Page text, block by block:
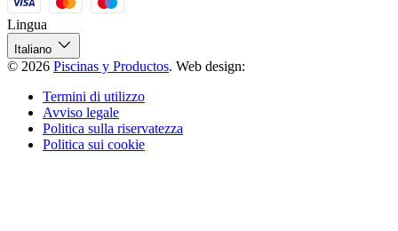
Lingua
Italiano
© 2026 Piscinas y Productos. Web design:
Termini di utilizzo
Avviso legale
Politica sulla riservatezza
Politica sui cookie